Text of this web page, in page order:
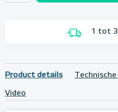
1 tot 3
Product details
Video